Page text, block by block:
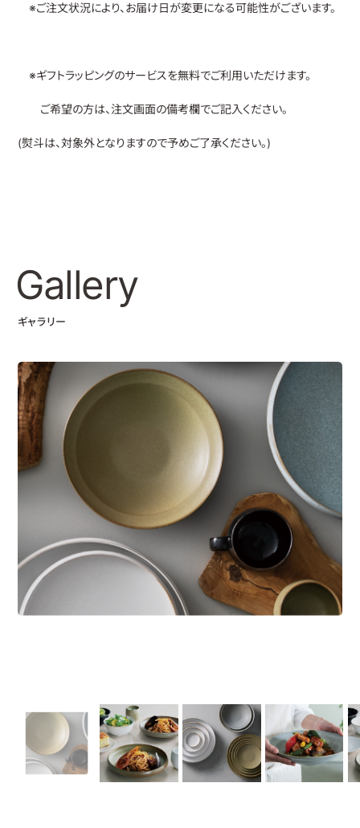
※ご注文状況により、お届け日が変更になる可能性がございます。
※ギフトラッピングのサービスを無料でご利用いただけます。
ご希望の方は、注文画面の備考欄でご記入ください。
(熨斗は、対象外となりますので予めご了承ください。)
Gallery
ギャラリー